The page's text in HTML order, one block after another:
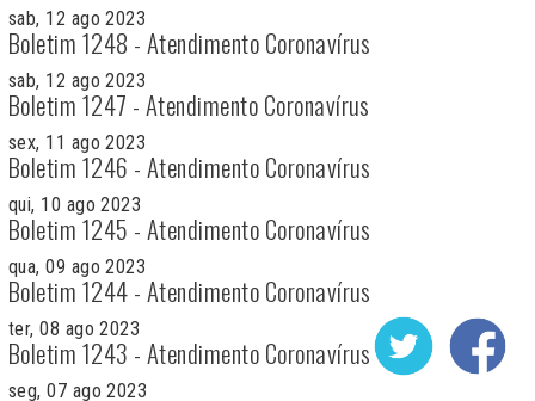
sab, 12 ago 2023
Boletim 1248 - Atendimento Coronavírus
sab, 12 ago 2023
Boletim 1247 - Atendimento Coronavírus
sex, 11 ago 2023
Boletim 1246 - Atendimento Coronavírus
qui, 10 ago 2023
Boletim 1245 - Atendimento Coronavírus
qua, 09 ago 2023
Boletim 1244 - Atendimento Coronavírus
ter, 08 ago 2023
Boletim 1243 - Atendimento Coronavírus
seg, 07 ago 2023